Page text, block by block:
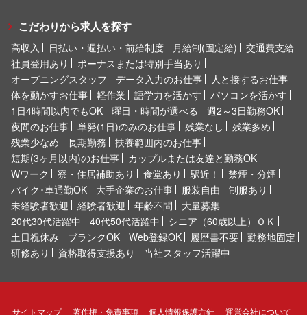
こだわりから求人を探す
高収入 日払い・週払い・前給制度 月給制(固定給)
交通費支給
社員登用あり
ボーナスまたは特別手当あり
オープニングスタッフ
データ入力のお仕事
人と接するお仕事
体を動かすお仕事
軽作業 語学力を活かす
パソコンを活かす
1日4時間以内でもOK
曜日・時間が選べる
週2～3日勤務OK
夜間のお仕事
単発(1日)のみのお仕事 残業なし
残業多め
残業少なめ
長期勤務
扶養範囲内のお仕事
短期(3ヶ月以内)のお仕事
カップルまたは友達と勤務OK
Wワーク
寮・住居補助あり 食堂あり 駅近！
禁煙・分煙
バイク･車通勤OK
大手企業のお仕事 服装自由
制服あり
未経験者歓迎
経験者歓迎 年齢不問
大量募集
20代30代活躍中
40代50代活躍中
シニア（60歳以上）ＯＫ
土日祝休み
ブランクOK Web登録OK 履歴書不要
勤務地固定
研修あり
資格取得支援あり 当社スタッフ活躍中
サイトマップ 著作権・免責事項 個人情報保護方針 運営会社について